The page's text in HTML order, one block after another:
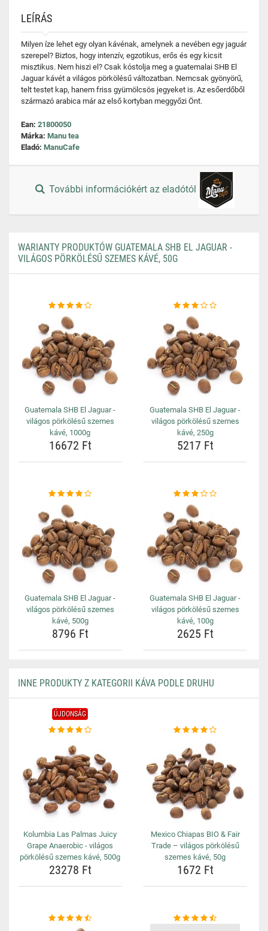
LEÍRÁS
Milyen íze lehet egy olyan kávénak, amelynek a nevében egy jaguár
szerepel? Biztos, hogy intenzív, egzotikus, erős és egy kicsit
misztikus. Nem hiszi el? Csak kóstolja meg a guatemalai SHB El
Jaguar kávét a világos pörkölésű változatban. Nemcsak gyönyörű,
telt testet kap, hanem friss gyümölcsös jegyeket is. Az esőerdőből
származó arabica már az első kortyban meggyőzi Önt.
Ean: 21800050
Márka: Manu tea
Eladó: ManuCafe
További információkért az eladótól
WARIANTY PRODUKTÓW GUATEMALA SHB EL JAGUAR -
VILÁGOS PÖRKÖLÉSŰ SZEMES KÁVÉ, 50G
Guatemala SHB El Jaguar -
világos pörkölésű szemes
kávé, 1000g
16672 Ft
Guatemala SHB El Jaguar -
világos pörkölésű szemes
kávé, 250g
5217 Ft
Guatemala SHB El Jaguar -
világos pörkölésű szemes
kávé, 500g
8796 Ft
Guatemala SHB El Jaguar -
világos pörkölésű szemes
kávé, 100g
2625 Ft
INNE PRODUKTY Z KATEGORII KÁVA PODLE DRUHU
ÚJDONSÁG
Kolumbia Las Palmas Juicy
Grape Anaerobic - világos
pörkölésű szemes kávé, 500g
23278 Ft
Mexico Chiapas BIO & Fair
Trade – világos pörkölésű
szemes kávé, 50g
1672 Ft